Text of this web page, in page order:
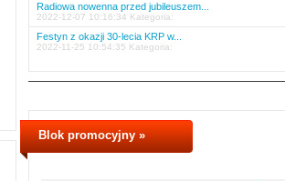
Radiowa nowenna przed jubileuszem...
2022-12-07 10:16:34 Kategoria:
Festyn z okazji 30-lecia KRP w...
2022-11-25 10:54:35 Kategoria:
Blok promocyjny »